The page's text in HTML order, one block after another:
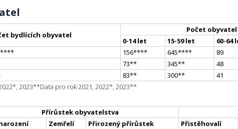
bydlících obyvatel
Počet obyvatel
0-14 let 15-59 let 60-64
**** 156**** 645**** 89
73** 345** 48
83** 300** 41
2023**Data pro rok 2021, 2022*, 2023**
Přírůstek obyvatelstva
Zemřelí Přirozený přírůstek Přistěhovalí